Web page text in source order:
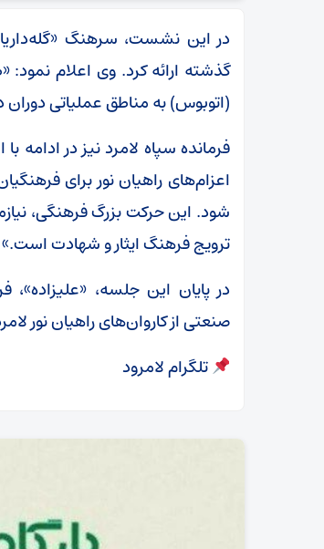
در این نشست، سرهنگ
(اتوبوس) به مناطق عملیاتی
فرمانده سپاه لامرد نیز در
اعزام‌های راهیان نور برای
شود. این حرکت بزرگ فرهنگی،
ترویج فرهنگ ایثار و شهادت است.»
در پایان این جلسه،
صنعتی از کاروان‌های راهیان نور
تلگرام لامرود